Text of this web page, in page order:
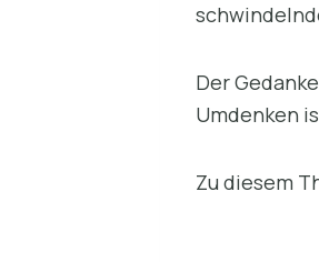
Der
Umdenken
Zu diesem